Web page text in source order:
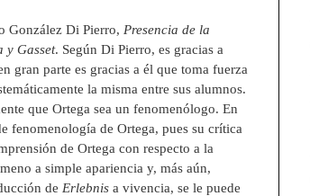
González Di Pierro, Presencia de la
y Gasset. Según Di Pierro, es gracias a
gran parte es gracias a él que toma fuerza
la misma entre sus alumnos.
que Ortega sea un fenomenólogo. En
fenomenología de Ortega, pues su crítica
de Ortega con respecto a la
a simple apariencia y, más aún,
de Erlebnis a vivencia, se le puede